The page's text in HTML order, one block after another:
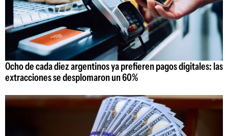
Ocho de cada diez argentinos ya prefieren pagos digitales: las
extracciones se desplomaron un 60%